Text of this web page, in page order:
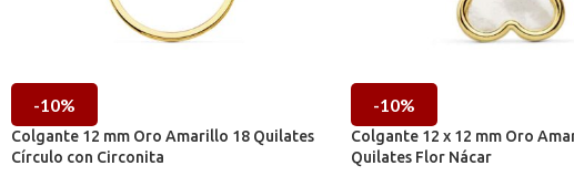
-10%
Colgante 12 mm Oro Amarillo 18 Quilates
Círculo con Circonita
-10%
Colgante 12 x 12 mm Oro
Quilates Flor Nácar